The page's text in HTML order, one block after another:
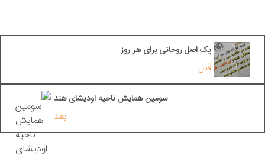
یک اصل روحانی برای هر روز
قبل
سومین همایش ناحیه اودیشای هند
بعد